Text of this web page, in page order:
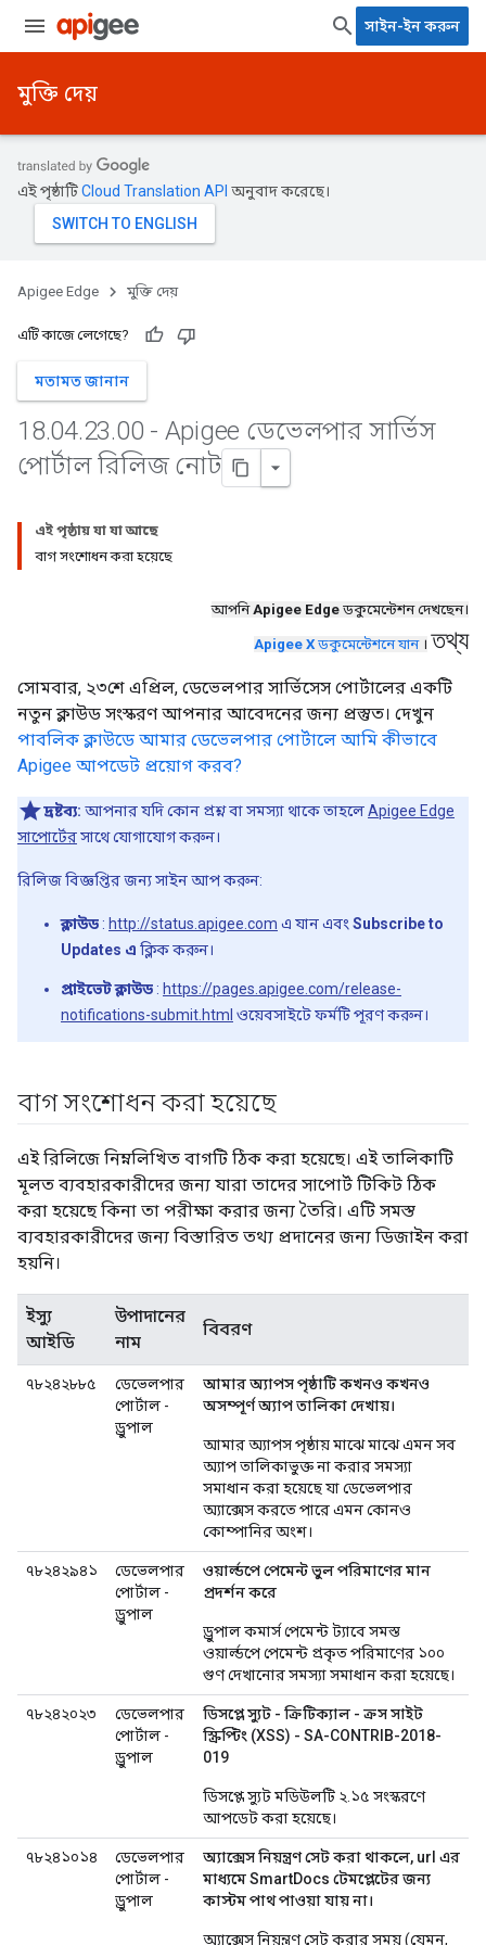
সাইন-ইন করুন
মুক্তি দেয়
এই পৃষ্ঠাটিCloud Translation API অনুবাদ করেছে।
Apigee Edge মুক্তি দেয়
এটি কাজে লেগেছে?
মতামত জানান
18.04.23.00 - Apigee ডেভেলপার সার্ভিস
পোর্টাল রিলিজ নোট
এই পৃষ্ঠায় যা যা আছে
বাগ সংশোধন করা হয়েছে
আপনিApigee Edge ডকুমেন্টেশন দেখছেন।
Apigee X ডকুমেন্টেশনে যান। তথ্য
সোমবার, ২৩শে এপ্রিল, ডেভেলপার সার্ভিসেস পোর্টালের একটি
নতুন ক্লাউড সংস্করণ আপনার আবেদনের জন্য প্রস্তুত। দেখুন
পাবলিক ক্লাউডে আমার ডেভেলপার পোর্টালে আমি কীভাবে
Apigee আপডেট প্রয়োগ করব?
দ্রষ্টব্য: আপনার যদি কোন প্রশ্ন বা সমস্যা থাকে তাহলেApigee Edge
সাপোর্টেরসাথে যোগাযোগ করুন।
রিলিজ বিজ্ঞপ্তির জন্য সাইন আপ করুন:
ক্লাউড : http://status.apigee.com এ যান এবং Subscribe to
Updates এ ক্লিক করুন।
প্রাইভেট ক্লাউড : https://pages.apigee.com/release-
notifications-submit.html ওয়েবসাইটে ফর্মটি পূরণ করুন।
বাগ সংশোধন করা হয়েছে
এই রিলিজে নিম্নলিখিত বাগটি ঠিক করা হয়েছে। এই তালিকাটি
মূলত ব্যবহারকারীদের জন্য যারা তাদের সাপোর্ট টিকিট ঠিক
করা হয়েছে কিনা তা পরীক্ষা করার জন্য তৈরি। এটি সমস্ত
ব্যবহারকারীদের জন্য বিস্তারিত তথ্য প্রদানের জন্য ডিজাইন করা
হয়নি।
ইস্যু
আইডি
উপাদানের
নাম
বিবরণ
৭৮২৪২৮৮৫
ডেভেলপার
পোর্টাল -
ড্রুপাল
আমার অ্যাপস পৃষ্ঠাটি কখনও কখনও
অসম্পূর্ণ অ্যাপ তালিকা দেখায়।
আমার অ্যাপস পৃষ্ঠায় মাঝে মাঝে এমন সব
অ্যাপ তালিকাভুক্ত না করার সমস্যা
সমাধান করা হয়েছে যা ডেভেলপার
অ্যাক্সেস করতে পারে এমন কোনও
কোম্পানির অংশ।
৭৮২৪২৯৪১
ডেভেলপার
পোর্টাল -
ড্রুপাল
ওয়ার্ল্ডপে পেমেন্ট ভুল পরিমাণের মান
প্রদর্শন করে
ড্রুপাল কমার্স পেমেন্ট ট্যাবে সমস্ত
ওয়ার্ল্ডপে পেমেন্ট প্রকৃত পরিমাণের ১০০
গুণ দেখানোর সমস্যা সমাধান করা হয়েছে।
৭৮২৪২০২৩
ডেভেলপার
পোর্টাল -
ড্রুপাল
ডিসপ্লে স্যুট - ক্রিটিক্যাল - ক্রস সাইট
স্ক্রিপ্টিং (XSS) - SA-CONTRIB-2018-
019
ডিসপ্লে স্যুট মডিউলটি ২.১৫ সংস্করণে
আপডেট করা হয়েছে।
৭৮২৪১০১৪
ডেভেলপার
পোর্টাল -
ড্রুপাল
অ্যাক্সেস নিয়ন্ত্রণ সেট করা থাকলে, url এর
মাধ্যমে SmartDocs টেমপ্লেটের জন্য
কাস্টম পাথ পাওয়া যায় না।
অ্যাক্সেস নিয়ন্ত্রণ সেট করার সময় (যেমন,